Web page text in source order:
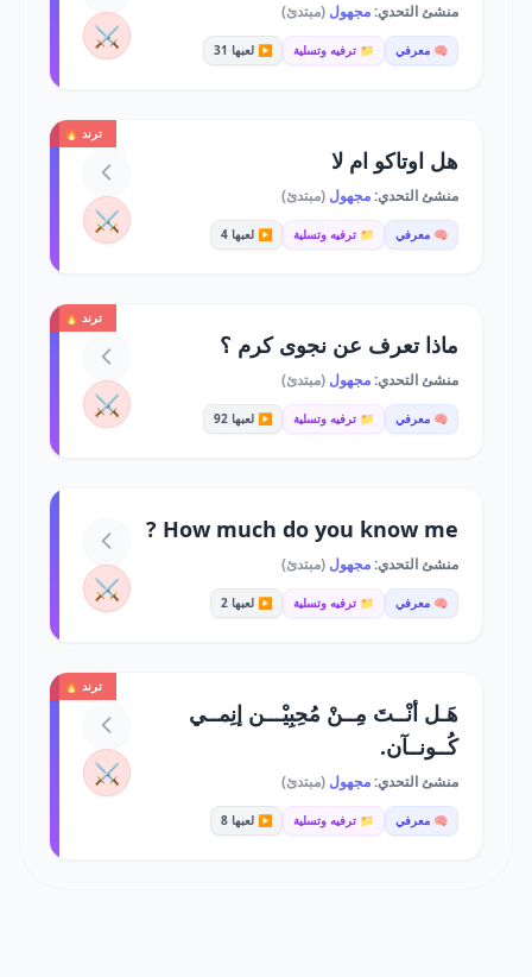
منشئ التحدي:مجهول (مبتدئ)
🧠 معرفي 📁 ترفيه وتسلية ▶️ لعبها 31 ⚔️
ترند 🔥
هل اوتاكو ام لا
منشئ التحدي:مجهول (مبتدئ)
🧠 معرفي 📁 ترفيه وتسلية ▶️ لعبها 4 ⚔️
ترند 🔥
ماذا تعرف عن نجوى كرم ؟
منشئ التحدي:مجهول (مبتدئ)
🧠 معرفي 📁 ترفيه وتسلية ▶️ لعبها 92 ⚔️
How much do you know me ?
منشئ التحدي:مجهول (مبتدئ)
🧠 معرفي 📁 ترفيه وتسلية ▶️ لعبها 2 ⚔️
ترند 🔥
هَـل أنْــتَ مِــنْ مُحِبِيْـــن إنِمــي
كُــونــآن.
منشئ التحدي:مجهول (مبتدئ)
🧠 معرفي 📁 ترفيه وتسلية ▶️ لعبها 8
⚔️